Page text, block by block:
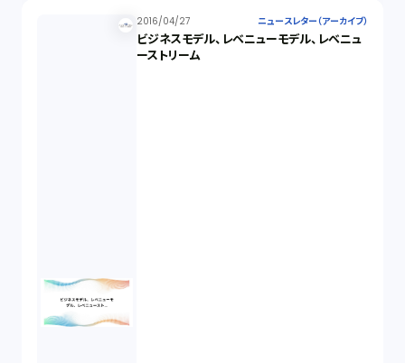
2016/04/27 ニュースレター（アーカイブ）
ビジネスモデル、レベニューモデル、レベニュ
ーストリーム